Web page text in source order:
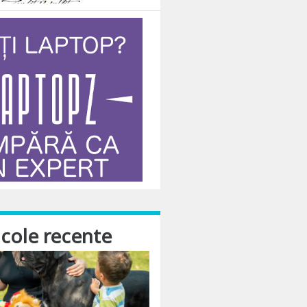
recente